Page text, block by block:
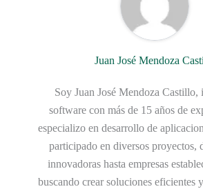
Juan José Mendoza
Soy Juan José Mendoza Castillo,
software con más de 15 años de
especializo en desarrollo de
participado en diversos proyectos,
innovadoras hasta empresas
buscando crear soluciones eficientes